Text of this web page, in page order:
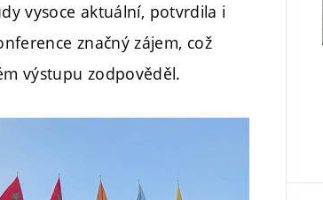
vysoce aktuální, potvrdila i
značný zájem, což
výstupu zodpověděl.